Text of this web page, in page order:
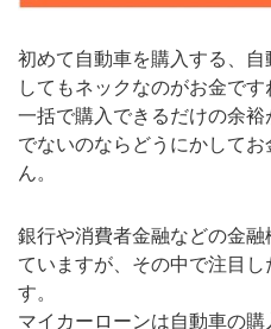
初めて自動車を購入する、
してもネックなのがお金です
一括で購入できるだけの余
でないのならどうにかして
ん。
銀行や消費者金融などの金
ていますが、その中で注目
す。
マイカーローンは自動車の